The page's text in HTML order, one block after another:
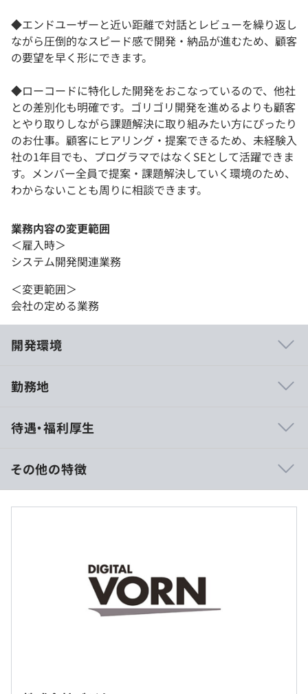
◆エンドユーザーと近い距離で対話とレビューを繰り返し
ながら圧倒的なスピード感で開発・納品が進むため、顧客
の要望を早く形にできます。
◆ローコードに特化した開発をおこなっているので、他社
との差別化も明確です。ゴリゴリ開発を進めるよりも顧客
とやり取りしながら課題解決に取り組みたい方にぴったり
のお仕事。顧客にヒアリング・提案できるため、未経験入
社の1年目でも、プログラマではなくSEとして活躍できま
す。メンバー全員で提案・課題解決していく環境のため、
わからないことも周りに相談できます。
業務内容の変更範囲
＜雇入時＞
システム開発関連業務
＜変更範囲＞
会社の定める業務
開発環境
いろいろな知見を身に付けて、さまざまな角度から顧客へ
るので、顧客志向が強い方にぴったりのお仕事です。開発
の上流に関わっていただくので、開発の全体像を速く学ぶ
ことができます。
が不必要なものではないので、将来的には開発に関するス
キルと、提案や上流への知見や顧客と近い距離で仕事でき
ます。近い将来は、ローコード開発が主流になる領域が増
えていきますので、今の段階から知見を培うことができ、
勤務地
待遇・福利厚生
■賃金形態：月給制+賞与
■賃金の決定方法：当社規定により決定いたします
・固定残業代：20時間分、約33,200円～41,600円（超過
※上記はあくまで最低保証給です。
※月20時間超過分は別途100％支給します
その他の特徴